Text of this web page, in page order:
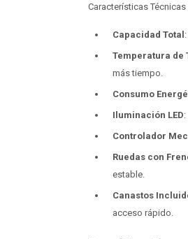
Características
Capacidad Total
Temperatura de
más tiempo.
Consumo
Iluminación LED
Controlador
Ruedas con
estable.
Canastos
acceso rápido.